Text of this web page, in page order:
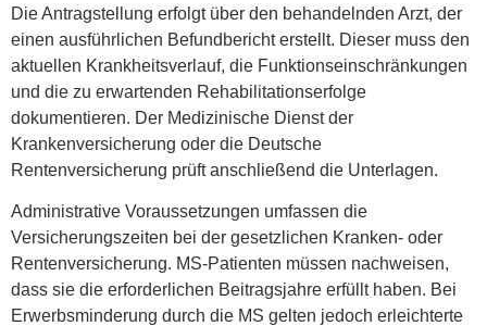
Die Antragstellung erfolgt über den behandelnden Arzt, der
einen ausführlichen Befundbericht erstellt. Dieser muss den
aktuellen Krankheitsverlauf, die Funktionseinschränkungen
und die zu erwartenden Rehabilitationserfolge
dokumentieren. Der Medizinische Dienst der
Krankenversicherung oder die Deutsche
Rentenversicherung prüft anschließend die Unterlagen.
Administrative Voraussetzungen umfassen die
Versicherungszeiten bei der gesetzlichen Kranken- oder
Rentenversicherung. MS-Patienten müssen nachweisen,
dass sie die erforderlichen Beitragsjahre erfüllt haben. Bei
Erwerbsminderung durch die MS gelten jedoch erleichterte